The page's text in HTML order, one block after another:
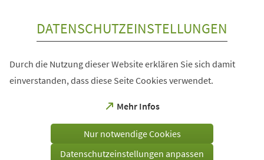
DATENSCHUTZEINSTELLUNGEN
Durch die Nutzung dieser Website erklären Sie sich damit
einverstanden, dass diese Seite Cookies verwendet.
Mehr Infos
(Öffnet
einem
Tab)
Nur notwendige Cookies
Datenschutzeinstellungen anpassen